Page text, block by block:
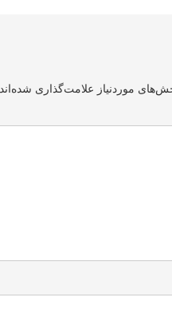
موردنیاز علامت‌گذاری شده‌اند